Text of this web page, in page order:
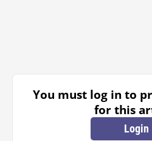
You must log in to
for this
Login